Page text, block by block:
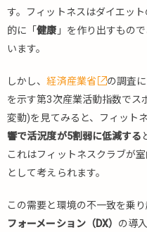
す。フィットネスはダイエッ
的に「健康 」を作り出すもの
います。
しかし、経済産業省
の調査
を示す第3次産業活動指数でス
変動)を見てみると、フィット
響で活況度が5割弱に低減する
これはフィットネスクラブが
として考えられます。
この需要と環境の不一致を乗り
フォーメーション（DX） の導